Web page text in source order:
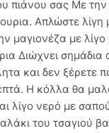
πιάνου σας Με
Απλώστε
μαγιονέζα με λίγο
Διώχνει σημάδια
και δεν ξέρετε
Η κόλλα θα
λίγο νερό με
του τσαγιού